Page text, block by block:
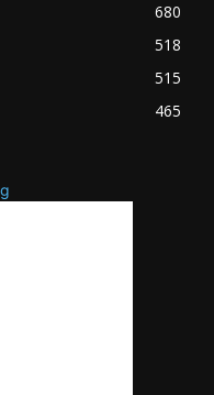
680
518
515
465